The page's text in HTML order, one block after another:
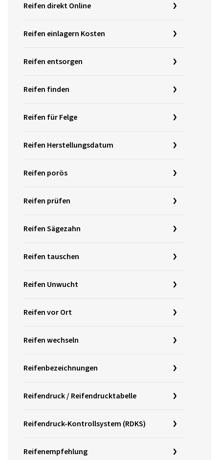
Reifen direkt Online
Reifen einlagern Kosten
Reifen entsorgen
Reifen finden
Reifen für Felge
Reifen Herstellungsdatum
Reifen porös
Reifen prüfen
Reifen Sägezahn
Reifen tauschen
Reifen Unwucht
Reifen vor Ort
Reifen wechseln
Reifenbezeichnungen
Reifendruck / Reifendrucktabelle
Reifendruck-Kontrollsystem (RDKS)
Reifenempfehlung